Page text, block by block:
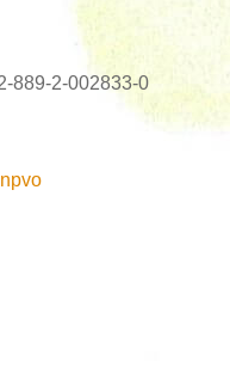
889-2-002833-0